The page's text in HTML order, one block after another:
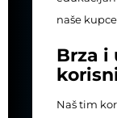
naše
Brza i
Naš tim